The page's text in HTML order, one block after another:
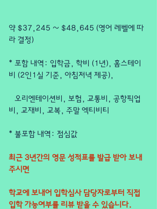
약 $37,245 ~ $48,645 (영어 레벨에 따
라 결정)
* 포함 내역: 입학금, 학비 (1년), 홈스테이
비 (2인1실 기준, 아침저녁 제공),
비, 교재비, 교복, 주말 엑티비티
* 불포함 내역: 점심값
최근 3년간의 영문 성적표를 발급 받아 보내
주시면
학교에 보내어 입학심사 담당자로부터 직접
입학 가능여부를 리뷰 받을 수 있습니다.